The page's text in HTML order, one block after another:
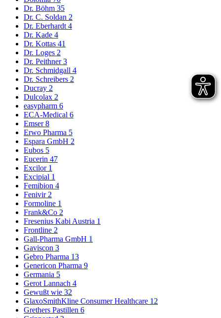
Dr. Böhm 35
Dr. C. Soldan 2
Dr. Eberhardt 4
Dr. Kade 4
Dr. Kottas 41
Dr. Loges 2
Dr. Peithner3
Dr. Schmidgall 4
Dr. Schreibers 2
Ducray 2
Dulcolax 2
easypharm 6
ECA-Medical 6
Emser8
Erwo Pharma 5
Espara GmbH 2
Eubos 5
Eucerin 47
Excilor 1
Excipial 1
Femibion 4
Fenivir 2
Formoline 1
Frank&Co 2
Fresenius Kabi Austria 1
Frontline 2
Gall-Pharma GmbH 1
Gaviscon 3
Gebro Pharma 13
Genericon Pharma 9
Germania 5
Gerot Lannach 4
Gewußt wie 32
GlaxoSmithKline Consumer Healthcare 12
Grethers Pastillen 6